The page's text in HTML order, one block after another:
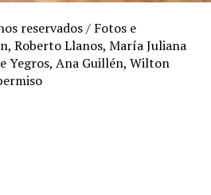
reservados / Fotos e
Roberto Llanos, María Juliana
Yegros, Ana Guillén, Wilton